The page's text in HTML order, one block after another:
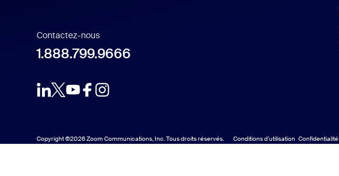
日本語
Polski
Contactez-nous
1.888.799.9666
Copyright ©2026 Zoom Communications, Inc. Tous droits réservés. Conditions d’utilisation Confidentialité